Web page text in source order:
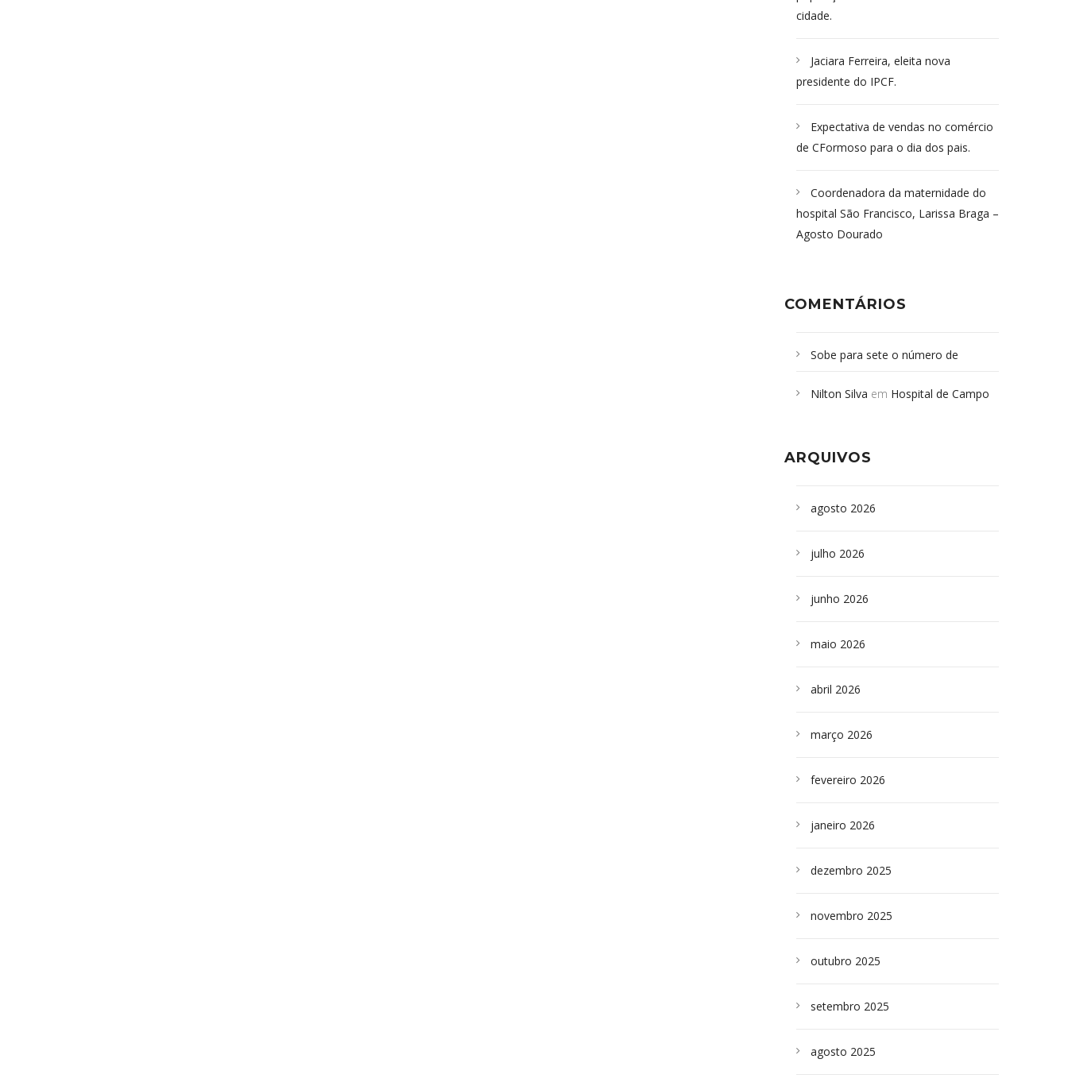
cidade.
Jaciara Ferreira, eleita nova
presidente do IPCF.
Expectativa de vendas no comércio
de CFormoso para o dia dos pais.
Coordenadora da maternidade do
hospital São Francisco, Larissa Braga –
Agosto Dourado
COMENTÁRIOS
Sobe para sete o número de
desabamento em São Paulo - Revista
sepultados em SP
Nilton Silva em Hospital de Campo
ARQUIVOS
agosto 2026
julho 2026
junho 2026
maio 2026
abril 2026
março 2026
fevereiro 2026
janeiro 2026
dezembro 2025
novembro 2025
outubro 2025
setembro 2025
agosto 2025